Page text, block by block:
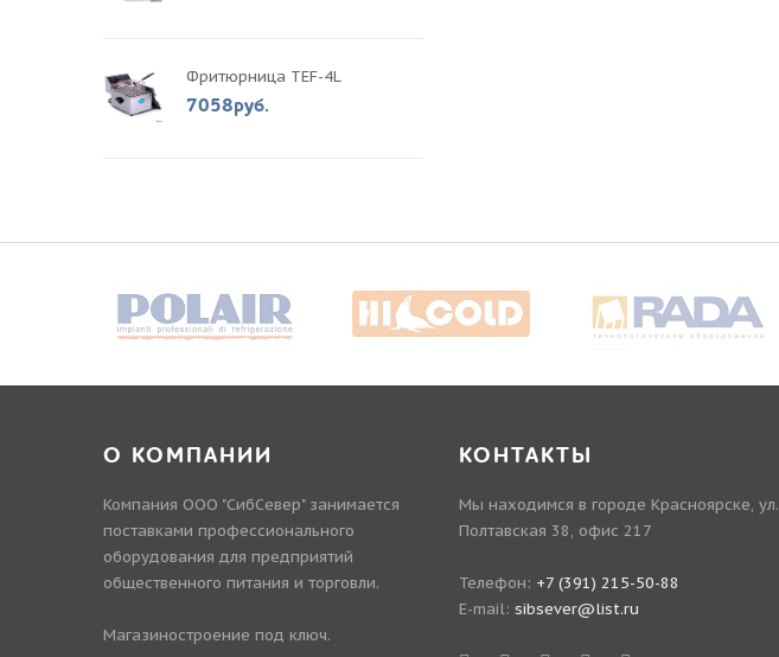
Фритюрница TEF-4L
7058руб.
О КОМПАНИИ
Компания ООО "СибСевер" занимается
поставками профессионального
оборудования для предприятий
общественного питания и торговли.
Магазиностроение под ключ.
КОНТАКТЫ
Мы находимся в городе Красноярске, ул.
Полтавская 38, офис 217
Телефон: +7 (391) 215-50-88
E-mail: sibsever@list.ru